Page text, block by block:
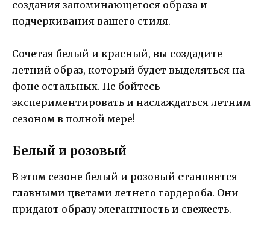
создания запоминающегося образа и
подчеркивания вашего стиля.
Сочетая белый и красный, вы создадите
летний образ, который будет выделяться на
фоне остальных. Не бойтесь
экспериментировать и наслаждаться летним
сезоном в полной мере!
Белый и розовый
В этом сезоне белый и розовый становятся
главными цветами летнего гардероба. Они
придают образу элегантность и свежесть.